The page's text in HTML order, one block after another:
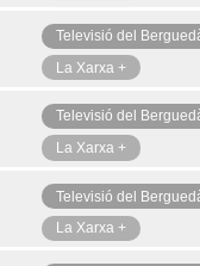
Televisió del
La Xarxa +
Televisió del
La Xarxa +
Televisió del
La Xarxa +